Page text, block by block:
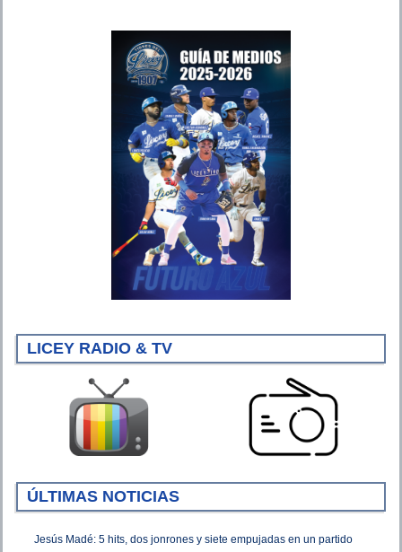
LICEY RADIO & TV
ÚLTIMAS NOTICIAS
Jesús Madé: 5 hits, dos jonrones y siete empujadas en un partido